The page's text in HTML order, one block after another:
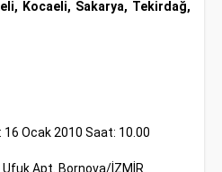
Kocaeli, Sakarya, Tekirdağ,
Ocak 2010 Saat: 10.00
Ufuk Apt. Bornova/İZMİR